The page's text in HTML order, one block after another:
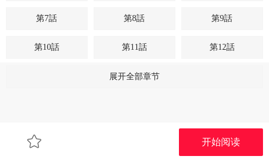
第7話 第8話 第9話
第10話 第11話 第12話
第14話
第19話
开始阅读
展开全部章节